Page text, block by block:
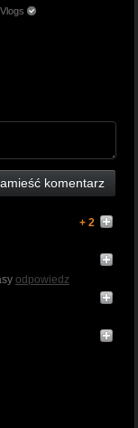
komentarz
+ 2
odpowiedz